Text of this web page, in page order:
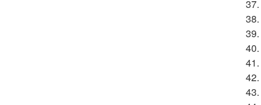
37.
38.
39.
40.
41.
42.
43.